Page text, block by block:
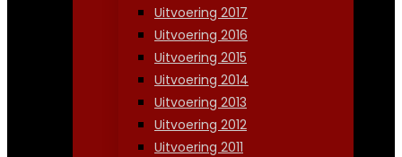
Uitvoering 2017
Uitvoering 2016
Uitvoering 2015
Uitvoering 2014
Uitvoering 2013
Uitvoering 2012
Uitvoering 2011